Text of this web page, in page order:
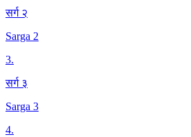
सर्ग २
Sarga 2
3.
सर्ग ३
Sarga 3
4.